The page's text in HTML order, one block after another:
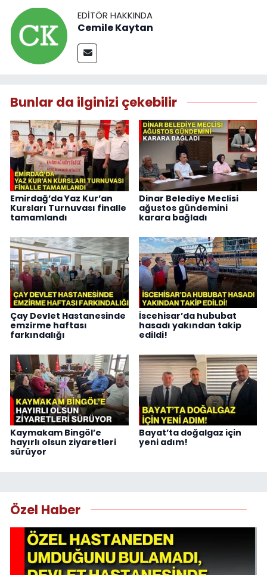
EDITÖR HAKKINDA
Cemile Kaytan
Bunlar da ilginizi çekebilir
Emirdağ’da Yaz Kur’an
Kursları Turnuvası finalle
tamamlandı
Dinar Belediye Meclisi
ağustos gündemini
karara bağladı
Çay Devlet Hastanesinde
emzirme haftası
farkındalığı
İscehisar’da hububat
hasadı yakından takip
edildi!
Kaymakam Bingöl’e
hayırlı olsun ziyaretleri
sürüyor
Bayat’ta doğalgaz için
yeni adım!
Özel Haber